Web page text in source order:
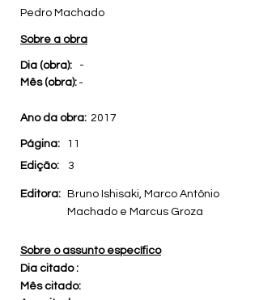
Pedro Machado
Sobre a obra
Dia (obra):
-
Mês (obra):
Ano da obra:2017
-
Página:
11
Edição:
3
Editora:
Bruno Ishisaki, Marco Antônio
Machado e Marcus Groza
Sobre o assunto específico
Dia citado :
Mês citado: